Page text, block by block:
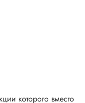
которого вместо